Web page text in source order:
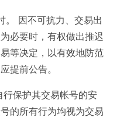
。 因不可抗力、交易出
必要时，有权做出推迟
等决定，以有效地防范
提前公告。
保护其交易帐号的安
的所有行为均视为交易